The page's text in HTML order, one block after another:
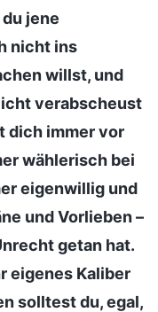
jene
nicht ins
willst, und
verabscheust
dich immer vor
wählerisch bei
eigenwillig und
und Vorlieben –
getan hat.
eigenes Kaliber
solltest du, egal,